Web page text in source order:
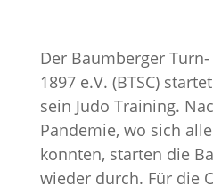
Der Baumberger
1897 e.V. (BTSC)
sein Judo Training.
Pandemie, wo sich
konnten, starten die
wieder durch. Für die